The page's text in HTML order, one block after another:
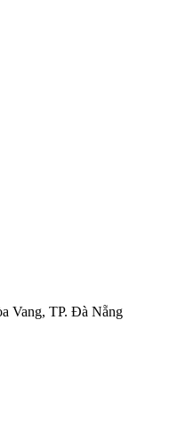
Vang, TP. Đà Nẵng